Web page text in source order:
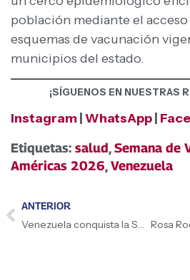
población mediante el
esquemas de vacunación
municipios del estado.
¡SÍGUENOS EN NUESTRAS
Instagram WhatsApp
Etiquetas: salud,Semana de
Américas 2026,Venezuela
ANTERIOR
Venezuela conquista la Seafood Expo Global 2026 con productos de calidad premium